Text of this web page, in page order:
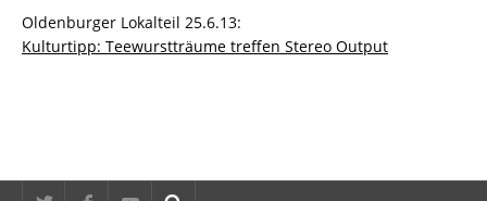
Oldenburger Lokalteil 25.6.13:
Kulturtipp: Teewurstträume treffen Stereo Output